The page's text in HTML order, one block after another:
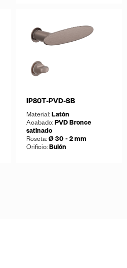
IP80T-PVD-SB
Material: Latón
Acabado: PVD Bronce
satinado
Roseta: Ø 30 - 2 mm
Orificio: Bulón